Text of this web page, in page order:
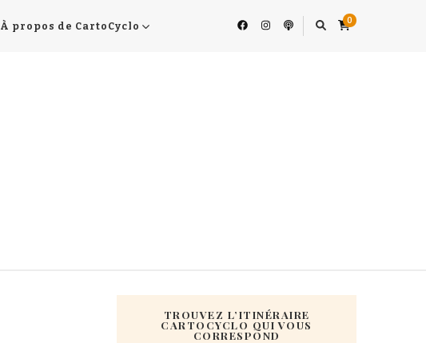
À propos de CartoCyclo
0
TROUVEZ L’ITINÉRAIRE
CARTOCYCLO QUI VOUS
CORRESPOND